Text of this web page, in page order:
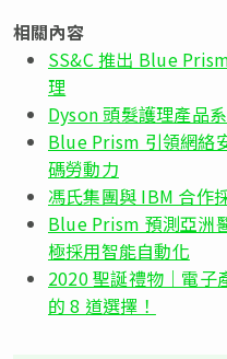
相關內容
SS&C 推出 Blue
理
Dyson 頭髮護理產品
Blue Prism 引領網絡
碼勞動力
馮氏集團與 IBM 合作
Blue Prism 預測亞洲
極採用智能自動化
2020 聖誕禮物｜電子
的 8 道選擇！